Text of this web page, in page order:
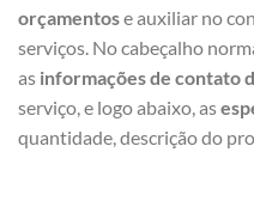
orçamentose auxiliar no
serviços. No cabeçalho
as informações de contato
serviço, e logo abaixo, as
quantidade, descrição do